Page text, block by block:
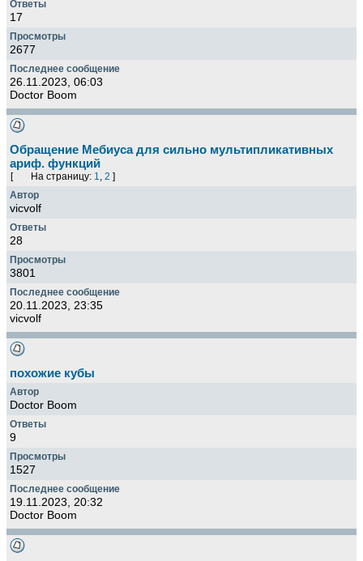
17
2677
26.11.2023, 06:03
Doctor Boom
Обращение Мебиуса для сильно мультипликативных
ариф. функций
[ На страницу: 1, 2 ]
vicvolf
28
3801
20.11.2023, 23:35
vicvolf
похожие кубы
Doctor Boom
9
1527
19.11.2023, 20:32
Doctor Boom